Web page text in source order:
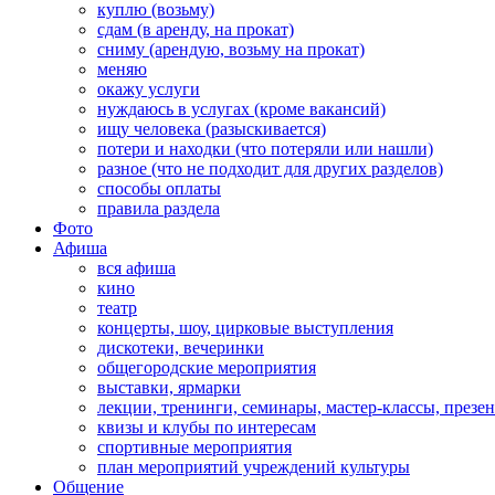
куплю (возьму)
сдам (в аренду, на прокат)
сниму (арендую, возьму на прокат)
меняю
окажу услуги
нуждаюсь в услугах (кроме вакансий)
ищу человека (разыскивается)
потери и находки (что потеряли или нашли)
разное (что не подходит для других разделов)
способы оплаты
правила раздела
Фото
Афиша
вся афиша
кино
театр
концерты, шоу, цирковые выступления
дискотеки, вечеринки
общегородские мероприятия
выставки, ярмарки
лекции, тренинги, семинары, мастер-классы,
квизы и клубы по интересам
спортивные мероприятия
план мероприятий учреждений культуры
Общение